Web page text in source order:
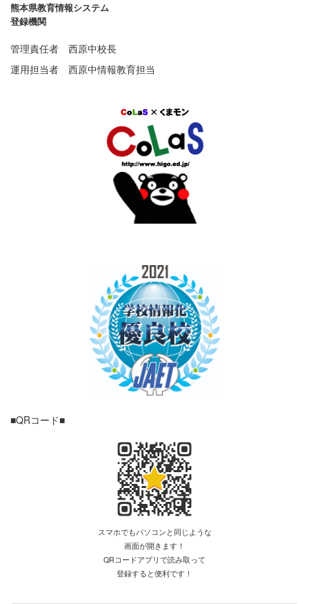
熊本県教育情報システム
登録機関
管理責任者 西原中校長
運用担当者 西原中情報教育担当
■QRコード■
スマホでもパソコンと同じような
画面が開きます！
QRコードアプリで読み取って
登録すると便利です！